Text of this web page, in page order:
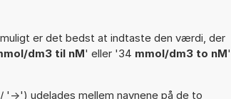
er det bedst at indtaste den værdi, der
dm3 til nM' eller '34 mmol/dm3 to nM'
udelades mellem navnene på de to